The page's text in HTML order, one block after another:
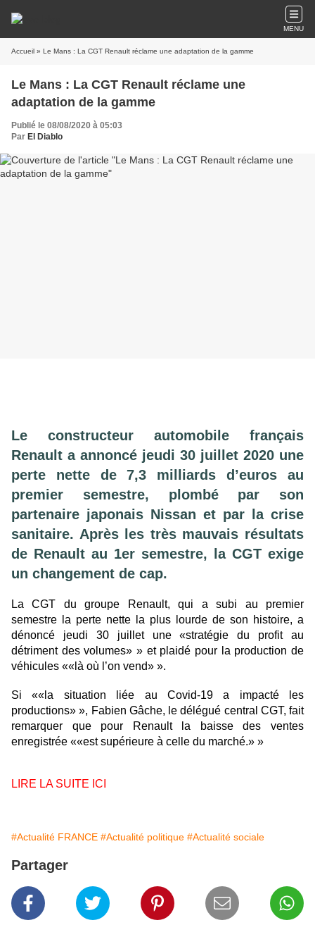
MENU
Accueil » Le Mans : La CGT Renault réclame une adaptation de la gamme
Le Mans : La CGT Renault réclame une
adaptation de la gamme
Publié le 08/08/2020 à 05:03
Par El Diablo
Le constructeur automobile français
Renault a annoncé jeudi 30 juillet 2020 une
perte nette de 7,3 milliards d’euros au
premier semestre, plombé par son
partenaire japonais Nissan et par la crise
sanitaire. Après les très mauvais résultats
de Renault au 1er semestre, la CGT exige
un changement de cap.
La CGT du groupe Renault, qui a subi au premier
semestre la perte nette la plus lourde de son histoire, a
dénoncé jeudi 30 juillet une stratégie du profit au
détriment des volumes
» et plaidé pour la production de
véhicules «
là où l’on vend ».
Si «
la situation liée au Covid-19 a impacté les
productions
», Fabien Gâche, le délégué central CGT, fait
remarquer que pour Renault la baisse des ventes
enregistrée « est supérieure à celle du marché. »
LIRE LA SUITE ICI
#Actualité FRANCE #Actualité politique #Actualité sociale
Partager